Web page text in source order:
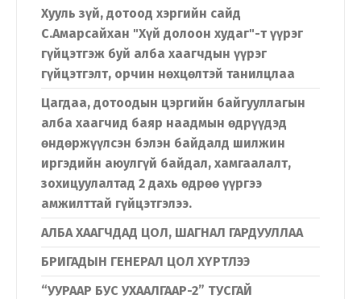
Хууль зүй, дотоод хэргийн сайд
С.Амарсайхан "Хүй долоон худаг"-т үүрэг
гүйцэтгэж буй алба хаагчдын үүрэг
гүйцэтгэлт, орчин нөхцөлтэй танилцлаа
Цагдаа, дотоодын цэргийн байгууллагын
алба хаагчид баяр наадмын өдрүүдэд
өндөржүүлсэн бэлэн байдалд шилжин
иргэдийн аюулгүй байдал, хамгаалалт,
зохицуулалтад 2 дахь өдрөө үүргээ
амжилттай гүйцэтгэлээ.
АЛБА ХААГЧДАД ЦОЛ, ШАГНАЛ ГАРДУУЛЛАА
БРИГАДЫН ГЕНЕРАЛ ЦОЛ ХҮРТЛЭЭ
“УУРААР БУС УХААЛГААР-2” ТУСГАЙ
Хэл солих